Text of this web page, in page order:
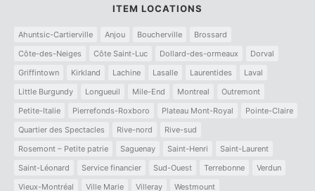
ITEM LOCATIONS
Ahuntsic-Cartierville Anjou Boucherville
Brossard
Côte-des-Neiges
Côte Saint-Luc Dollard-des-ormeaux
Dorval
Griffintown
Kirkland Lachine Lasalle Laurentides
Laval
Little Burgundy
Longueuil Mile-End Montreal
Outremont
Petite-Italie
Pierrefonds-Roxboro Plateau Mont-Royal
Pointe-Claire
Quartier des Spectacles
Rive-nord
Rive-sud
Rosemont – Petite patrie
Saguenay Saint-Henri
Saint-Laurent
Saint-Léonard
Service financier Sud-Ouest Terrebonne
Verdun
Vieux-Montréal
Ville Marie Villeray
Westmount